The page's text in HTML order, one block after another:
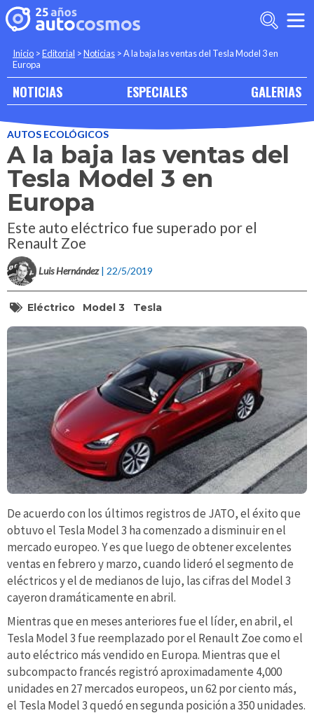
Inicio >Editorial >Noticias >A la baja las ventas del Tesla Model 3 en
Europa
NOTICIAS ESPECIALES GALERIAS
AUTOS ECOLÓGICOS
A la baja las ventas del
Tesla Model 3 en
Europa
Este auto eléctrico fue superado por el
Renault Zoe
Luis Hernández | 22/5/2019
Eléctrico Model 3 Tesla
De acuerdo con los últimos registros de JATO, el éxito que
obtuvo el Tesla Model 3 ha comenzado a disminuir en el
mercado europeo. Y es que luego de obtener excelentes
ventas en febrero y marzo, cuando lideró el segmento de
eléctricos y el de medianos de lujo, las cifras del Model 3
cayeron dramáticamente en abril.
Mientras que en meses anteriores fue el líder, en abril, el
Tesla Model 3 fue reemplazado por el Renault Zoe como el
auto eléctrico más vendido en Europa. Mientras que el
subcompacto francés registró aproximadamente 4,000
unidades en 27 mercados europeos, un 62 por ciento más,
el Tesla Model 3 quedó en segunda posición a 350 unidades.